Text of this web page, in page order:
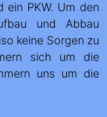
ein PKW. Um den
und Abbau
keine Sorgen zu
sich um die
uns um die